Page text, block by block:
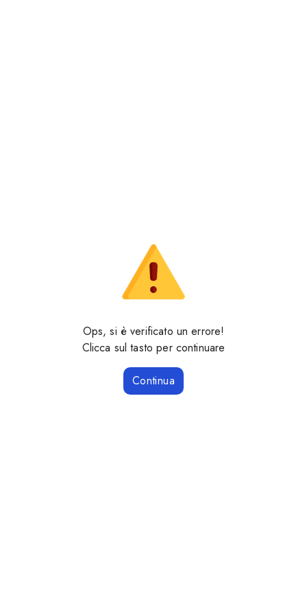
Ops, si è verificato un errore!
Clicca sul tasto per continuare
Continua